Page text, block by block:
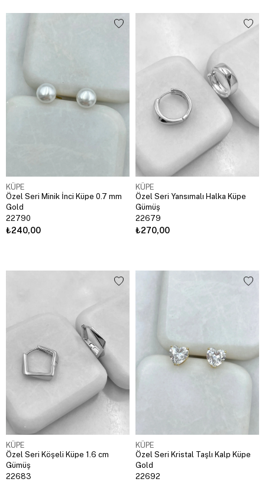
KÜPE
Özel Seri Minik İnci Küpe 0.7 mm
Gold
22790
₺240,00
KÜPE
Özel Seri Yansımalı Halka Küpe
Gümüş
22679
₺270,00
KÜPE
Özel Seri Köşeli Küpe 1.6 cm
Gümüş
22683
KÜPE
Özel Seri Kristal Taşlı Kalp Küpe
Gold
22692